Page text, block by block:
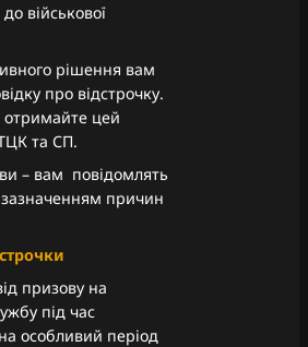
військової
рішення вам
про відстрочку.
отримайте цей
та СП.
– вам повідомлять
зазначенням причин
призову на
під час
на особливий період